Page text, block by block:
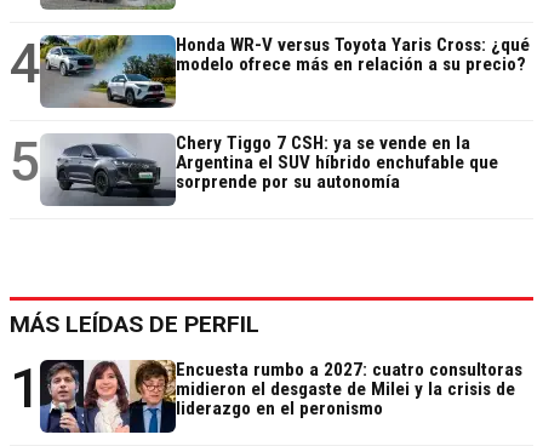
4
Honda WR-V versus Toyota Yaris Cross: ¿qué
modelo ofrece más en relación a su precio?
5
Chery Tiggo 7 CSH: ya se vende en la
Argentina el SUV híbrido enchufable que
sorprende por su autonomía
MÁS LEÍDAS DE PERFIL
1
Encuesta rumbo a 2027: cuatro consultoras
midieron el desgaste de Milei y la crisis de
liderazgo en el peronismo